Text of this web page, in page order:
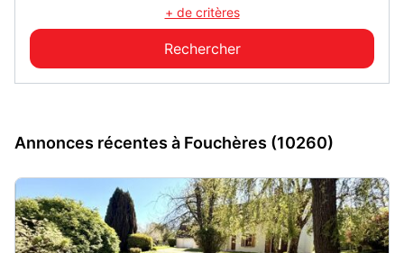
+ de critères
Annonces récentes à Fouchères (10260)